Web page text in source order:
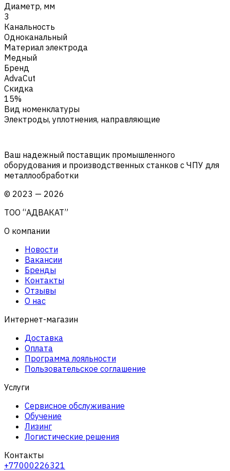
Диаметр, мм
3
Канальность
Одноканальный
Материал электрода
Медный
Бренд
AdvaCut
Скидка
15%
Вид номенклатуры
Электроды, уплотнения, направляющие
Ваш надежный поставщик промышленного
оборудования и производственных станков с ЧПУ для
металлообработки
© 2023 — 2026
ТОО “АДВАКАТ”
О компании
Новости
Вакансии
Бренды
Контакты
Отзывы
О нас
Интернет-магазин
Доставка
Оплата
Программа лояльности
Пользовательское соглашение
Услуги
Сервисное обслуживание
Обучение
Лизинг
Логистические решения
Контакты
+77000226321